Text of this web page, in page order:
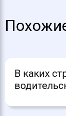
В каких